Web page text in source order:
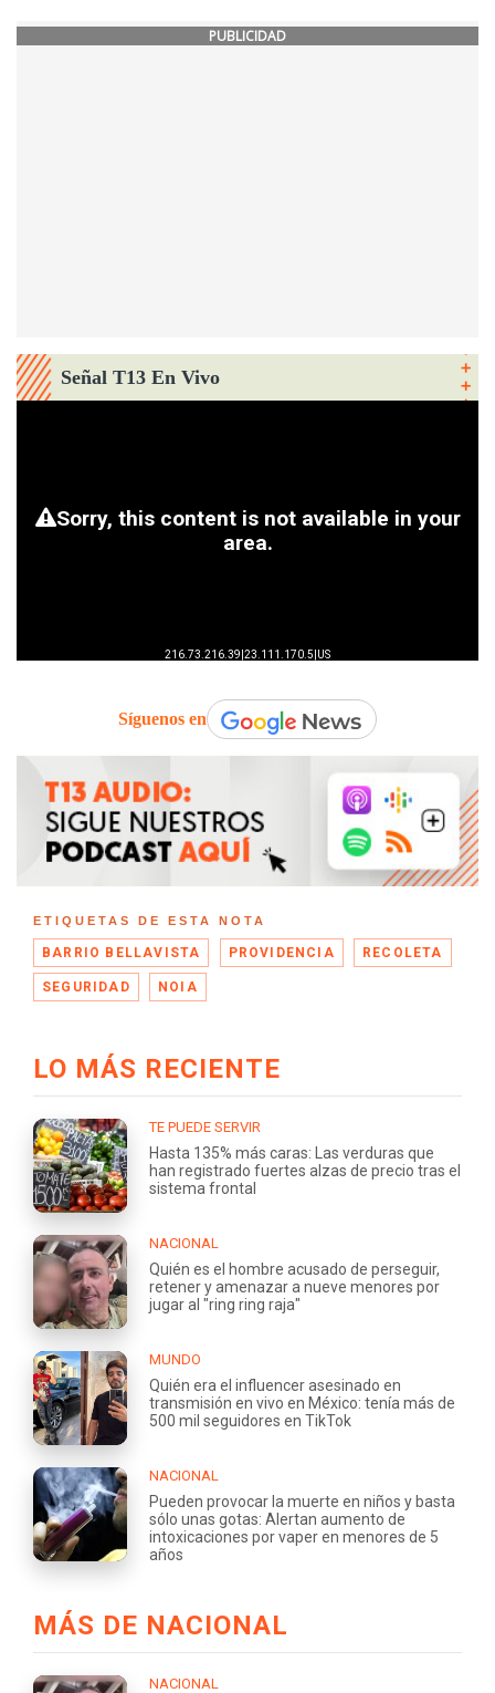
PUBLICIDAD
Señal T13 En Vivo
Síguenos en
ETIQUETAS DE ESTA NOTA
BARRIO BELLAVISTA PROVIDENCIA RECOLETA
SEGURIDAD NOIA
LO MÁS RECIENTE
TE PUEDE SERVIR
Hasta 135% más caras: Las verduras que
han registrado fuertes alzas de precio tras el
sistema frontal
NACIONAL
Quién es el hombre acusado de perseguir,
retener y amenazar a nueve menores por
jugar al "ring ring raja"
MUNDO
Quién era el influencer asesinado en
transmisión en vivo en México: tenía más de
500 mil seguidores en TikTok
NACIONAL
Pueden provocar la muerte en niños y basta
sólo unas gotas: Alertan aumento de
intoxicaciones por vaper en menores de 5
años
MÁS DE NACIONAL
NACIONAL